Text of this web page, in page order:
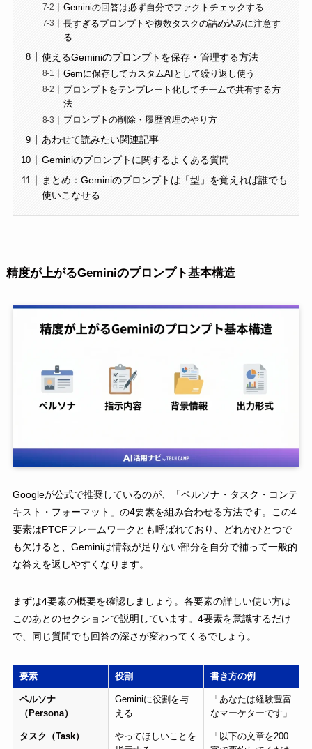
Geminiの回答は必ず自分でファクトチェックする
長すぎるプロンプトや複数タスクの詰め込みに注意す
る
使えるGeminiのプロンプトを保存・管理する方法
Gemに保存してカスタムAIとして繰り返し使う
プロンプトをテンプレート化してチームで共有する方
法
プロンプトの削除・履歴管理のやり方
あわせて読みたい関連記事
Geminiのプロンプトに関するよくある質問
まとめ：Geminiのプロンプトは「型」を覚えれば誰でも
使いこなせる
精度が上がるGeminiのプロンプト基本構造
Googleが公式で推奨しているのが、「ペルソナ・タスク・コンテ
キスト・フォーマット」の4要素を組み合わせる方法です。この4
要素はPTCFフレームワークとも呼ばれており、どれかひとつで
も欠けると、Geminiは情報が足りない部分を自分で補って一般的
な答えを返しやすくなります。
まずは4要素の概要を確認しましょう。各要素の詳しい使い方は
このあとのセクションで説明しています。4要素を意識するだけ
で、同じ質問でも回答の深さが変わってくるでしょう。
要素 役割 書き方の例
ペルソナ
（Persona）
Geminiに役割を与
える
「あなたは経験豊富
なマーケターです」
タスク（Task）
やってほしいことを
「以下の文章を200